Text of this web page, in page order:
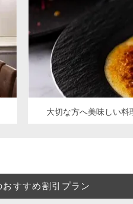
大切な方へ美味しい料
おすすめ割引プラン